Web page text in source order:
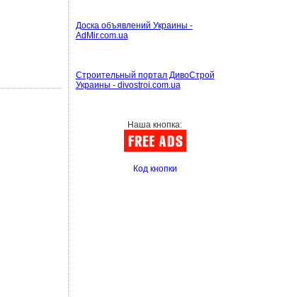
Доска объявлений Украины -
AdMir.com.ua
Строительный портал ДивоСтрой
Украины - divostroi.com.ua
Наша кнопка:
Код кнопки